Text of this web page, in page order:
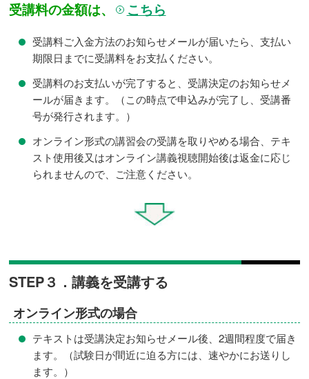
受講料の金額は、 こちら
受講料ご入金方法のお知らせメールが届いたら、支払い
期限日までに受講料をお支払ください。
受講料のお支払いが完了すると、受講決定のお知らせメ
ールが届きます。（この時点で申込みが完了し、受講番
号が発行されます。）
オンライン形式の講習会の受講を取りやめる場合、テキ
スト使用後又はオンライン講義視聴開始後は返金に応じ
られませんので、ご注意ください。
STEP３．講義を受講する
オンライン形式の場合
テキストは受講決定お知らせメール後、2週間程度で届き
ます。（試験日が間近に迫る方には、速やかにお送りし
ます。）